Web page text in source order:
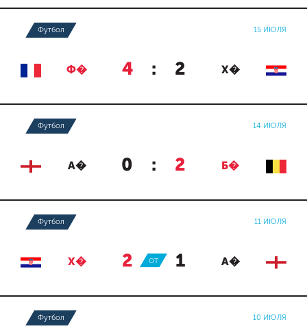
Футбол 15 ИЮЛЯ
Ф� 4 : 2 Х�
Футбол 14 ИЮЛЯ
А� 0 : 2 Б�
Футбол 11 ИЮЛЯ
Х� 2 : 1 А�
ОТ
Футбол 10 ИЮЛЯ